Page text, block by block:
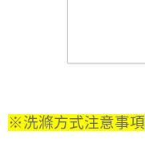
※洗滌方式注意事項